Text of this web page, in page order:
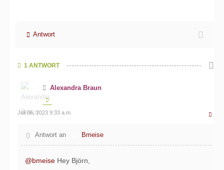
Antwort
1 ANTWORT
Alexandra Braun
Juli 06, 2023 9:33 a.m.
Antwort an Bmeise
@bmeise Hey Björn,